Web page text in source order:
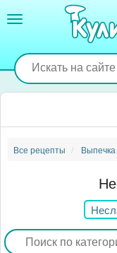
содержанию
Все рецепты Выпечка